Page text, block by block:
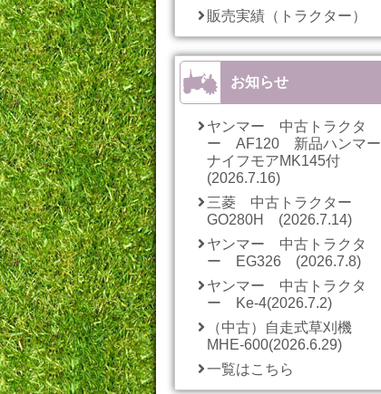
販売実績（トラクター）
お知らせ
ヤンマー 中古トラクタ
ー AF120 新品ハンマー
ナイフモアMK145付
(2026.7.16)
三菱 中古トラクター
GO280H (2026.7.14)
ヤンマー 中古トラクタ
ー EG326 (2026.7.8)
ヤンマー 中古トラクタ
ー Ke-4(2026.7.2)
（中古）自走式草刈機
MHE-600(2026.6.29)
一覧はこちら